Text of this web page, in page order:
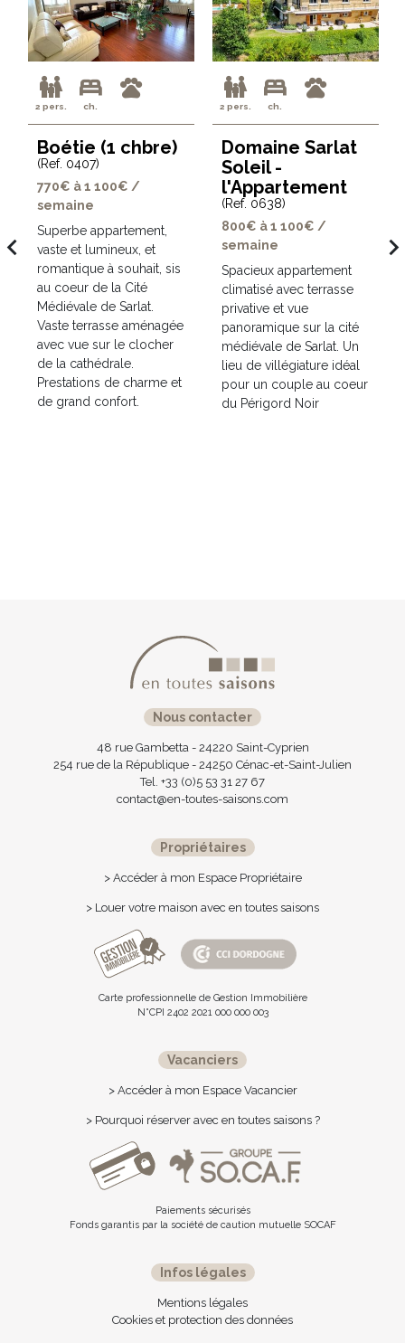
2 pers. ch.
Boétie (1 chbre)
(Ref. 0407)
770€ à 1 100€ /
semaine
Superbe appartement,
vaste et lumineux, et
romantique à souhait, sis
au coeur de la Cité
Médiévale de Sarlat.
Vaste terrasse aménagée
avec vue sur le clocher
de la cathédrale.
Prestations de charme et
de grand confort.
2 pers. ch.
Domaine Sarlat
Soleil -
l'Appartement
(Ref. 0638)
800€ à 1 100€ /
semaine
Spacieux appartement
climatisé avec terrasse
privative et vue
panoramique sur la cité
médiévale de Sarlat. Un
lieu de villégiature idéal
pour un couple au coeur
du Périgord Noir
Nous contacter
48 rue Gambetta - 24220 Saint-Cyprien
254 rue de la République - 24250 Cénac-et-Saint-Julien
Tel. +33 (0)5 53 31 27 67
contact@en-toutes-saisons.com
Propriétaires
> Accéder à mon Espace Propriétaire
> Louer votre maison avec en toutes saisons
Carte professionnelle de Gestion Immobilière
N°CPI 2402 2021 000 000 003
Vacanciers
> Accéder à mon Espace Vacancier
> Pourquoi réserver avec en toutes saisons ?
Paiements sécurisés
Fonds garantis par la société de caution mutuelle SOCAF
Infos légales
Mentions légales
Cookies et protection des données